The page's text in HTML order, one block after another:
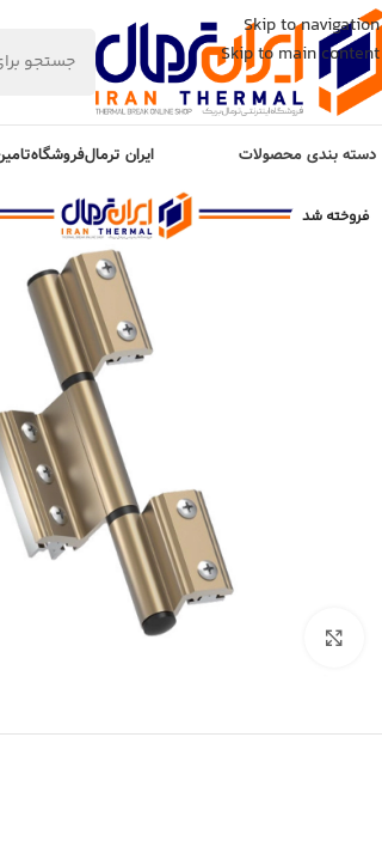
Skip to navigation
Skip to main content
دسته بندی محصولات ایران ترمالفروشگاه
فروخته شد
برای بزرگنمایی کلیک کنید